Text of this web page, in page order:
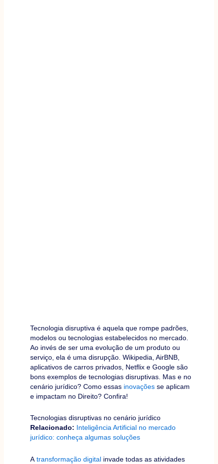
Tecnologia disruptiva é aquela que rompe padrões,
modelos ou tecnologias estabelecidos no mercado.
Ao invés de ser uma evolução de um produto ou
serviço, ela é uma disrupção. Wikipedia, AirBNB,
aplicativos de carros privados, Netflix e Google são
bons exemplos de tecnologias disruptivas. Mas e no
cenário jurídico? Como essas inovaçõesse aplicam
e impactam no Direito? Confira!
Tecnologias disruptivas no cenário jurídico
Relacionado: Inteligência Artificial no mercado
jurídico: conheça algumas soluções
A transformação digitalinvade todas as atividades